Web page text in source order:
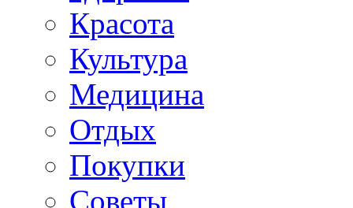
Красота
Культура
Медицина
Отдых
Покупки
Советы